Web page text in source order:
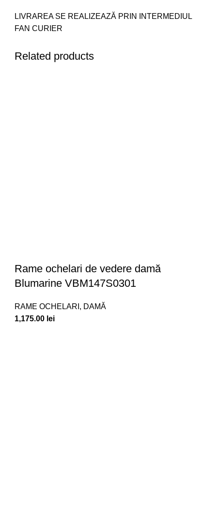
LIVRAREA SE REALIZEAZĂ PRIN INTERMEDIUL
FAN CURIER
Related products
Rame ochelari de vedere damă
Blumarine VBM147S0301
RAME OCHELARI , DAMĂ
1,175.00 lei